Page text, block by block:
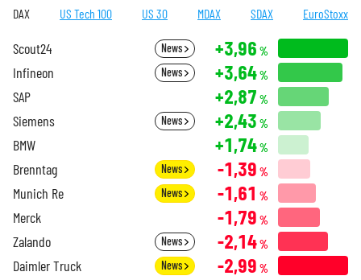
DAX US Tech 100 US 30 MDAX SDAX EuroStoxx
Scout24 News +3,96 %
Infineon News +3,64%
SAP +2,87 %
Siemens News +2,43 %
BMW +1,74%
Brenntag News -1,39 %
Munich Re News -1,61 %
Merck -1,79 %
Zalando News -2,14%
Daimler Truck News -2,99 %